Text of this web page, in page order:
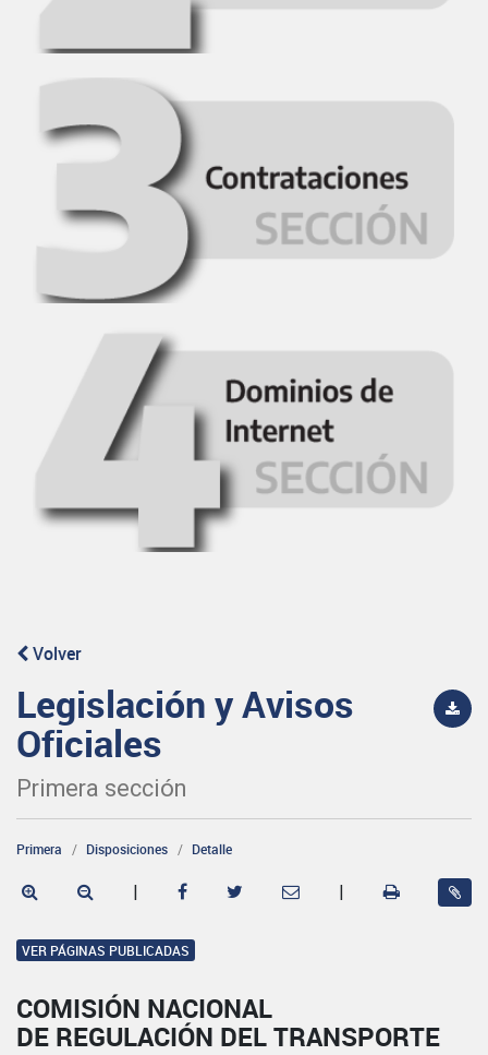
Volver
Legislación y Avisos
Oficiales
Primera sección
Primera Disposiciones Detalle
| |
VER PÁGINAS PUBLICADAS
COMISIÓN NACIONAL
DE REGULACIÓN DEL TRANSPORTE